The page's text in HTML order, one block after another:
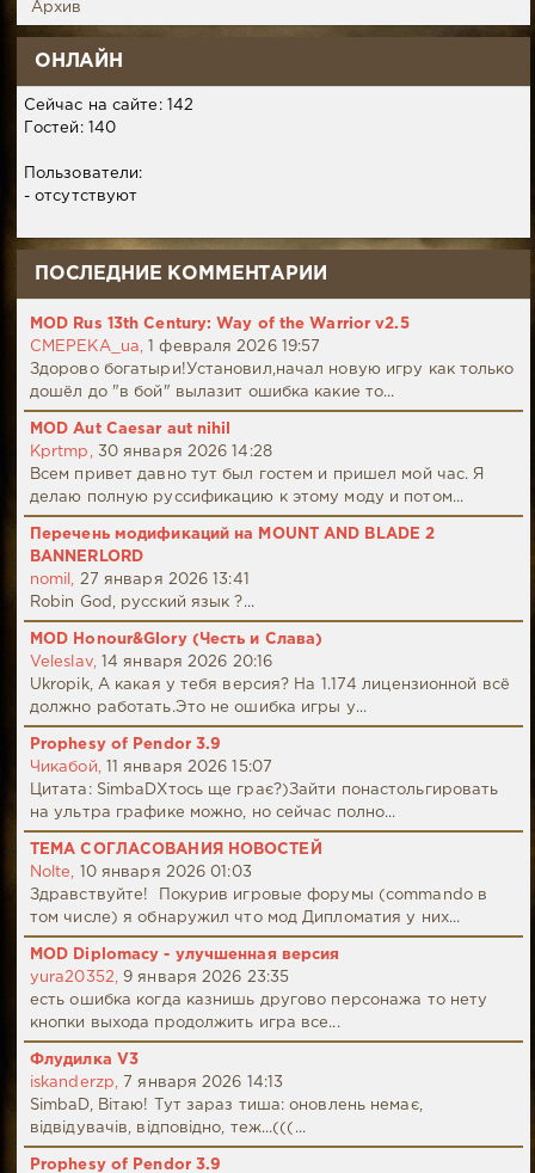
Архив
ОНЛАЙН
Сейчас на сайте: 142
Гостей: 140
Пользователи:
- отсутствуют
ПОСЛЕДНИЕ КОММЕНТАРИИ
MOD Rus 13th Century: Way of the Warrior v2.5
CMEPEKA_ua,
1 февраля 2026 19:57
Здорово богатыри!Установил,начал новую игру как только
дошёл до "в бой" вылазит ошибка какие то...
MOD Aut Caesar aut nihil
Kprtmp, 30 января 2026 14:28
Всем привет давно тут был гостем и пришел мой час. Я
делаю полную руссификацию к этому моду и потом...
Перечень модификаций на MOUNT AND BLADE 2
BANNERLORD
nomil, 27 января 2026 13:41
Robin God, русский язык ?...
MOD Honour&Glory (Честь и Слава)
Veleslav,
14 января 2026 20:16
Ukropik, А какая у тебя версия? На 1.174 лицензионной всё
должно работать.Это не ошибка игры у...
Prophesy of Pendor 3.9
Чикабой,
11 января 2026 15:07
Цитата: SimbaDХтось ще грає?)Зайти понастольгировать
на ультра графике можно, но сейчас полно...
ТЕМА СОГЛАСОВАНИЯ НОВОСТЕЙ
Nolte,
10 января 2026 01:03
Здравствуйте! Покурив игровые форумы (commando в
том числе) я обнаружил что мод Дипломатия у них...
MOD Diplomacy - улучшенная версия
yura20352, 9 января 2026 23:35
есть ошибка когда казнишь другово персонажа то нету
кнопки выхода продолжить игра все...
Флудилка V3
iskanderzp, 7 января 2026 14:13
SimbaD, Вітаю! Тут зараз тиша: оновлень немає,
відвідувачів, відповідно, теж...(((...
Prophesy of Pendor 3.9